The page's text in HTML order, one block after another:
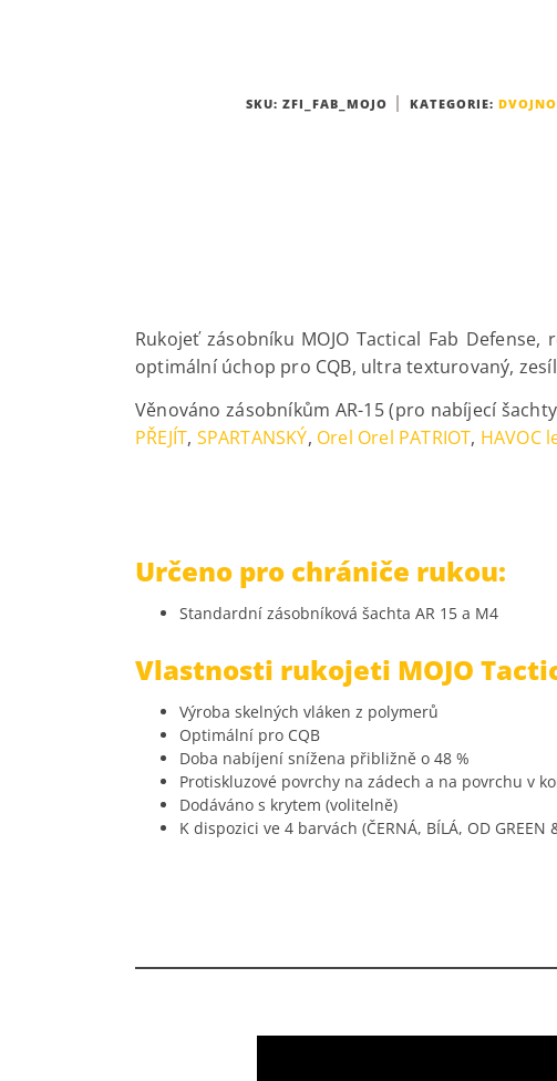
SKU: ZFI_FAB_MOJO KATEGORIE:
Rukojeť zásobníku MOJO Tactical Fab
optimální úchop pro CQB, ultra texturovaný,
Věnováno zásobníkům AR-15 (pro nabíjecí
PŘEJÍT, SPARTANSKÝ, Orel Orel PATRIOT, HAVOC
Určeno pro chrániče rukou:
Standardní zásobníková šachta AR 15 a M4
Vlastnosti rukojeti MOJO
Výroba skelných vláken z polymerů
Optimální pro CQB
Doba nabíjení snížena přibližně o 48 %
Protiskluzové povrchy na zádech a na povrchu v
Dodáváno s krytem (volitelně)
K dispozici ve 4 barvách (ČERNÁ, BÍLÁ, OD GREEN